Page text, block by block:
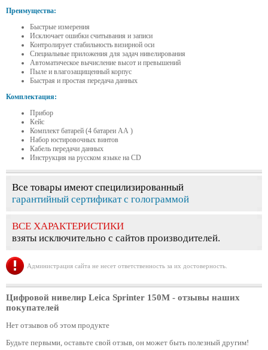
Преимущества:
Быстрые измерения
Исключает ошибки считывания и записи
Контролирует стабильность визирной оси
Специальные приложения для задач нивелирования
Автоматическое вычисление высот и превышений
Пыле и влагозащищенный корпус
Быстрая и простая передача данных
Комплектация:
Прибор
Кейс
Комплект батарей (4 батареи АА )
Набор юстировочных винтов
Кабель передачи данных
Инструкция на русском языке на CD
Все товары имеют специлизированный
гарантийный сертификат с голограммой
ВСЕ ХАРАКТЕРИСТИКИ
взяты исключительно с сайтов производителей.
Администрация сайта не несет ответственность за их достоверность.
Цифровой нивелир Leica Sprinter 150M - отзывы наших
покупателей
Нет отзывов об этом продукте
Будьте первыми, оставьте свой отзыв, он может быть полезный другим!